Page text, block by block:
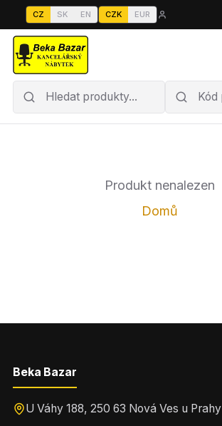
CZ SK EN CZK EUR
Produkt nenalezen
Domů
Beka Bazar
U Váhy 188, 250 63 Nová Ves u Prahy